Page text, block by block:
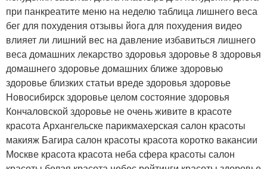
при панкреатите меню на неделю таблица лишнего веса
бег для похудения отзывы йога для похудения видео
влияет ли лишний вес на давление избавиться лишнего
веса домашних лекарство здоровья здоровье 8 здоровья
домашнего здоровье домашних ближе здоровью
здоровье близких статьи вреде здоровья здоровье
Новосибирск здоровье целом состояние здоровья
Кончаловской здоровье не очень живите в красоте
красота Архангельске парикмахерская салон красоты
макияж Багира салон красоты красота коротко вакансии
Москве красота красота неба сфера красоты салон